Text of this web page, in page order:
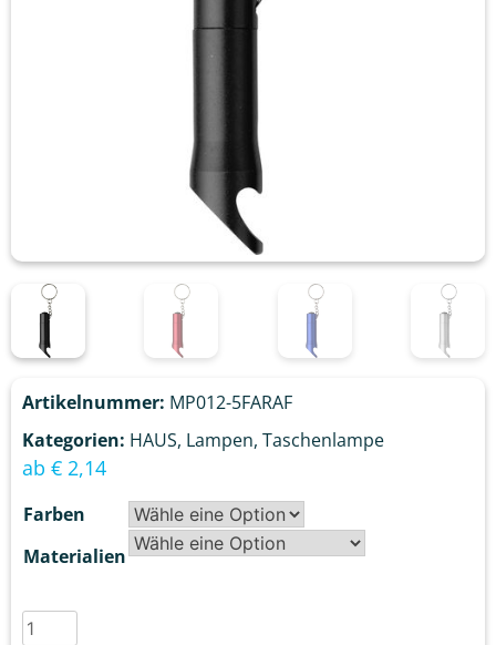
Artikelnummer: MP012-5FARAF
Kategorien: HAUS, Lampen, Taschenlampe
ab € 2,14
Farben
Materialien